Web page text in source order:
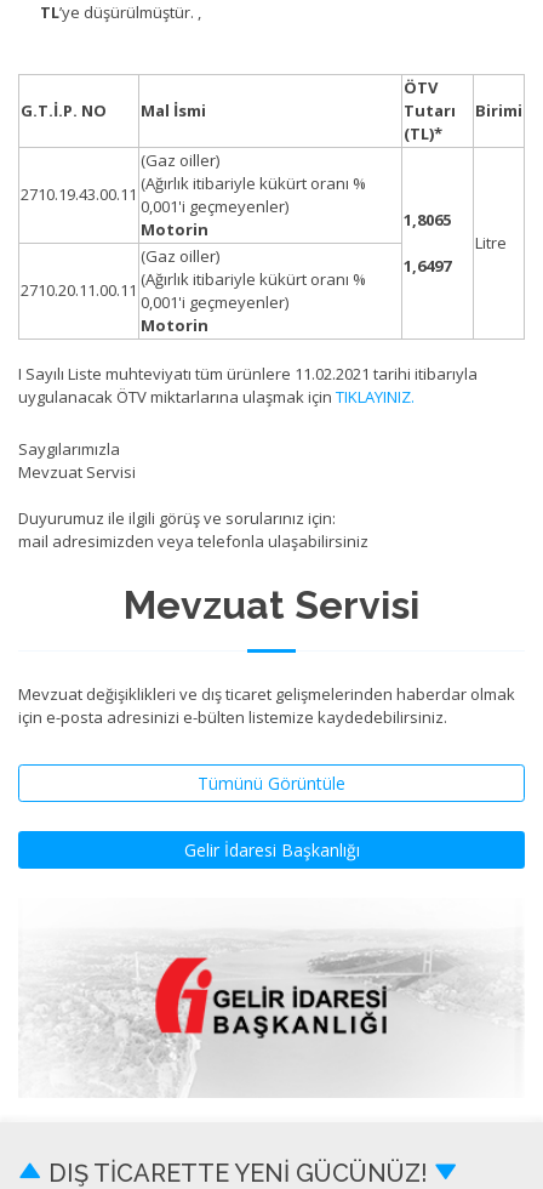
Mevzuat Servisi
Mevzuat değişiklikleri ve dış ticaret gelişmelerinden haberdar olmak
için e-posta adresinizi e-bülten listemize kaydedebilirsiniz.
Tümünü Görüntüle
Gelir İdaresi Başkanlığı
TL’ye düşürülmüştür. ,
G.T.İ.P. NO Mal İsmi
ÖTV
Tutarı
(TL)*
Birimi
2710.19.43.00.11
(Gaz oiller)
(Ağırlık itibariyle kükürt oranı %
0,001'i geçmeyenler)
Motorin
1,8065
1,6497
Litre
2710.20.11.00.11
(Gaz oiller)
(Ağırlık itibariyle kükürt oranı %
0,001'i geçmeyenler)
Motorin
I Sayılı Liste muhteviyatı tüm ürünlere 11.02.2021 tarihi itibarıyla
uygulanacak ÖTV miktarlarına ulaşmak için TIKLAYINIZ.
Saygılarımızla
Mevzuat Servisi
Duyurumuz ile ilgili görüş ve sorularınız için:
mail adresimizden veya telefonla ulaşabilirsiniz
DIŞ TİCARETTE YENİ GÜCÜNÜZ!